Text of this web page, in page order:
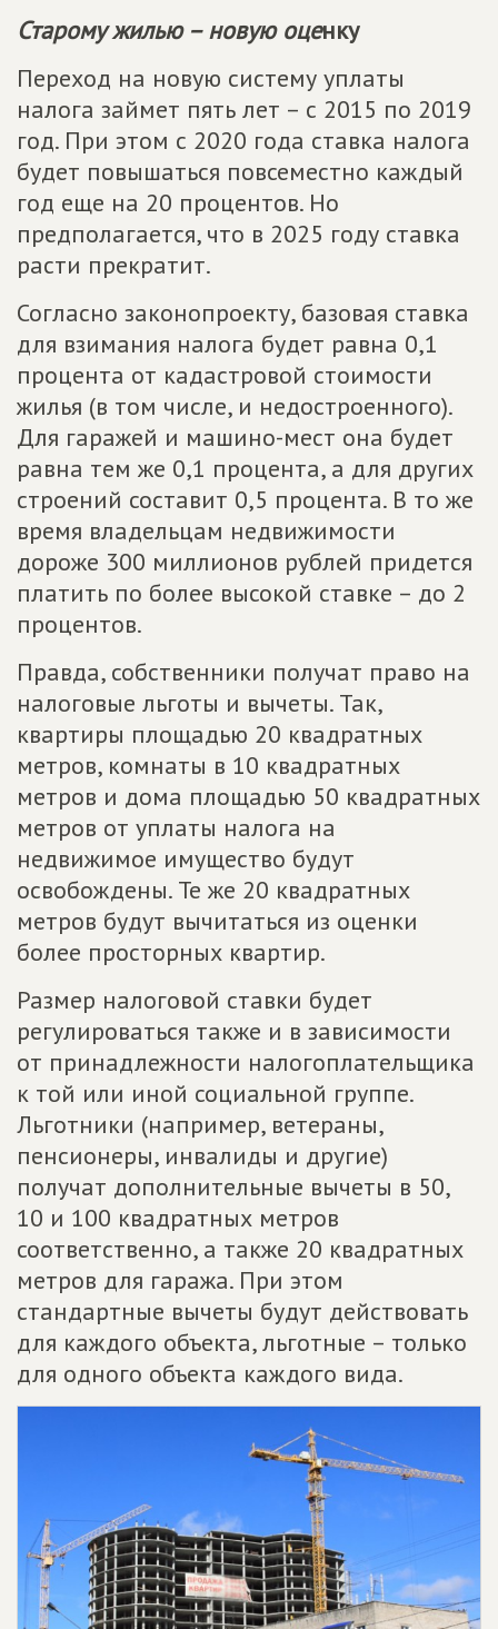
Старому жилью – новую оценку
Переход на новую систему уплаты
налога займет пять лет – с 2015 по 2019
год. При этом с 2020 года ставка налога
будет повышаться повсеместно каждый
год еще на 20 процентов. Но
предполагается, что в 2025 году ставка
расти прекратит.
Согласно законопроекту, базовая ставка
для взимания налога будет равна 0,1
процента от кадастровой стоимости
жилья (в том числе, и недостроенного).
Для гаражей и машино-мест она будет
равна тем же 0,1 процента, а для других
строений составит 0,5 процента. В то же
время владельцам недвижимости
дороже 300 миллионов рублей придется
платить по более высокой ставке – до 2
процентов.
Правда, собственники получат право на
налоговые льготы и вычеты. Так,
квартиры площадью 20 квадратных
метров, комнаты в 10 квадратных
метров и дома площадью 50 квадратных
метров от уплаты налога на
недвижимое имущество будут
освобождены. Те же 20 квадратных
метров будут вычитаться из оценки
более просторных квартир.
Размер налоговой ставки будет
регулироваться также и в зависимости
от принадлежности налогоплательщика
к той или иной социальной группе.
Льготники (например, ветераны,
пенсионеры, инвалиды и другие)
получат дополнительные вычеты в 50,
10 и 100 квадратных метров
соответственно, а также 20 квадратных
метров для гаража. При этом
стандартные вычеты будут действовать
для каждого объекта, льготные – только
для одного объекта каждого вида.